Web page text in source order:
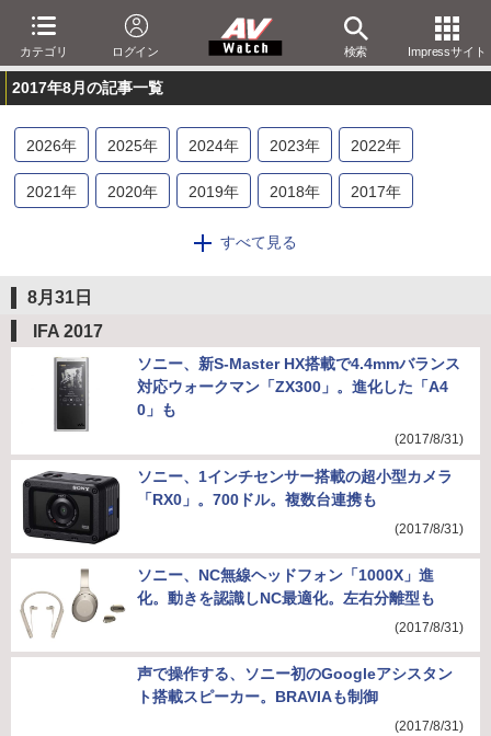
カテゴリ ログイン 検索 Impressサイト
2017年8月の記事一覧
2026年 2025年 2024年 2023年 2022年
2021年 2020年 2019年 2018年 2017年
2014年 2013
2006 年
年
すべて見る
8月31日
IFA 2017
ソニー、新S-Master HX搭載で4.4mmバランス
対応ウォークマン「ZX300」。進化した「A4
0」も
(2017/8/31)
ソニー、1インチセンサー搭載の超小型カメラ
「RX0」。700ドル。複数台連携も
(2017/8/31)
ソニー、NC無線ヘッドフォン「1000X」進
化。動きを認識しNC最適化。左右分離型も
(2017/8/31)
声で操作する、ソニー初のGoogleアシスタン
ト搭載スピーカー。BRAVIAも制御
(2017/8/31)